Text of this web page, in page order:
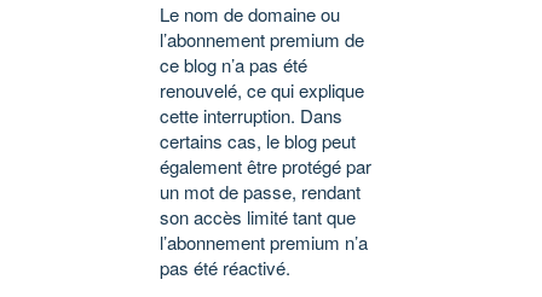
Le nom de domaine ou
l’abonnement premium de
ce blog n’a pas été
renouvelé, ce qui explique
cette interruption. Dans
certains cas, le blog peut
également être protégé par
un mot de passe, rendant
son accès limité tant que
l’abonnement premium n’a
pas été réactivé.